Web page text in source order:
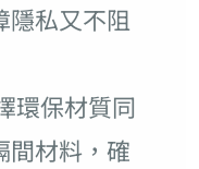
隱私又不阻
環保材質同
間材料，確